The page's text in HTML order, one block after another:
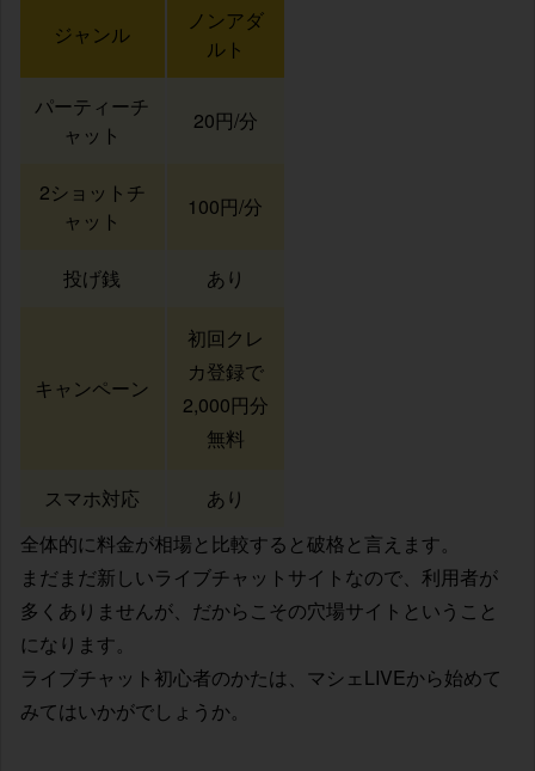
ジャンル
ノンアダ
ルト
パーティーチ
ャット
20円/分
2ショットチ
ャット
100円/分
投げ銭 あり
キャンペーン
初回クレ
カ登録で
2,000円分
無料
スマホ対応
あり
全体的に料金が相場と比較すると破格と言えます。
まだまだ新しいライブチャットサイトなので、利用者が
多くありませんが、だからこその穴場サイトということ
になります。
ライブチャット初心者のかたは、マシェLIVEから始めて
みてはいかがでしょうか。